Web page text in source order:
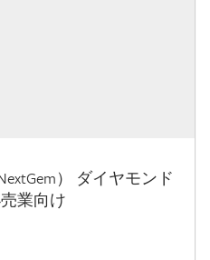
） ダイヤモンド
業向け